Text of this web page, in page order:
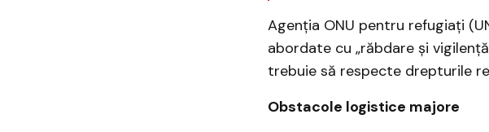
Agenția ONU pentru refugiați
abordate cu „răbdare și
trebuie să respecte drepturile
Obstacole logistice majore